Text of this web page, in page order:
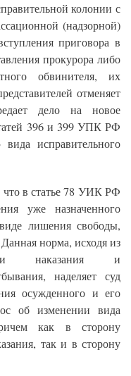
колонии с
(надзорной)
приговора в
прокурора либо
обвинителя, их
отменяет
дело на новое
396 и 399 УПК РФ
вида исправительного
что в статье 78 УИК РФ
уже назначенного
лишения свободы,
норма, исходя из
наказания и
наделяет суд
осужденного и его
об изменении вида
как в сторону
так и в сторону